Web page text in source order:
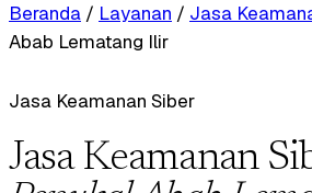
Beranda / Layanan / Jasa
Abab Lematang Ilir
Jasa Keamanan Siber
Jasa Keamanan